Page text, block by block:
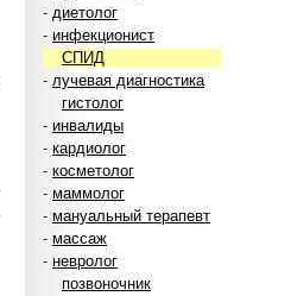
- диетолог
- инфекционист
СПИД
- лучевая диагностика
гистолог
- инвалиды
- кардиолог
- косметолог
- маммолог
- мануальный терапевт
- массаж
- невролог
позвоночник